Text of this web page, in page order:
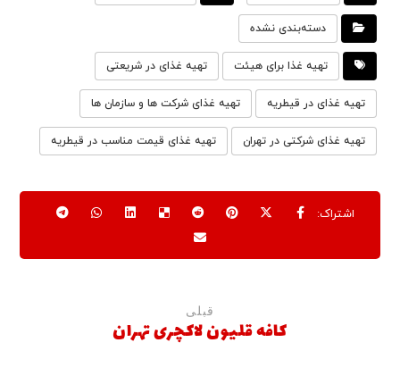
دسته‌بندی نشده
تهیه غذا برای هیئت تهیه غذای در شریعتی
تهیه غذای در قیطریه تهیه غذای شرکت ها و سازمان ها
تهیه غذای شرکتی در تهران تهیه غذای قیمت مناسب در قیطریه
قبلی
کافه قلیون لاکچری تهران